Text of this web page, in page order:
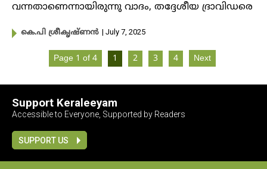
വന്നതാണെന്നായിരുന്നു വാദം, തദ്ദേശീയ ദ്രാവിഡരെ
കെ.പി ശ്രീകൃഷ്ണൻ | July 7, 2025
Page 1 of 4 1 2 3 4 Next
Support Keraleeyam
Accessible to Everyone, Supported by Readers
SUPPORT US